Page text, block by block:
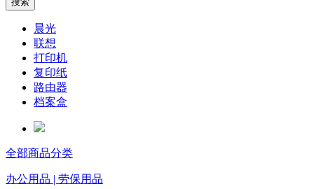
晨光
联想
打印机
复印纸
路由器
档案盒
全部商品分类
办公用品 | 劳保用品